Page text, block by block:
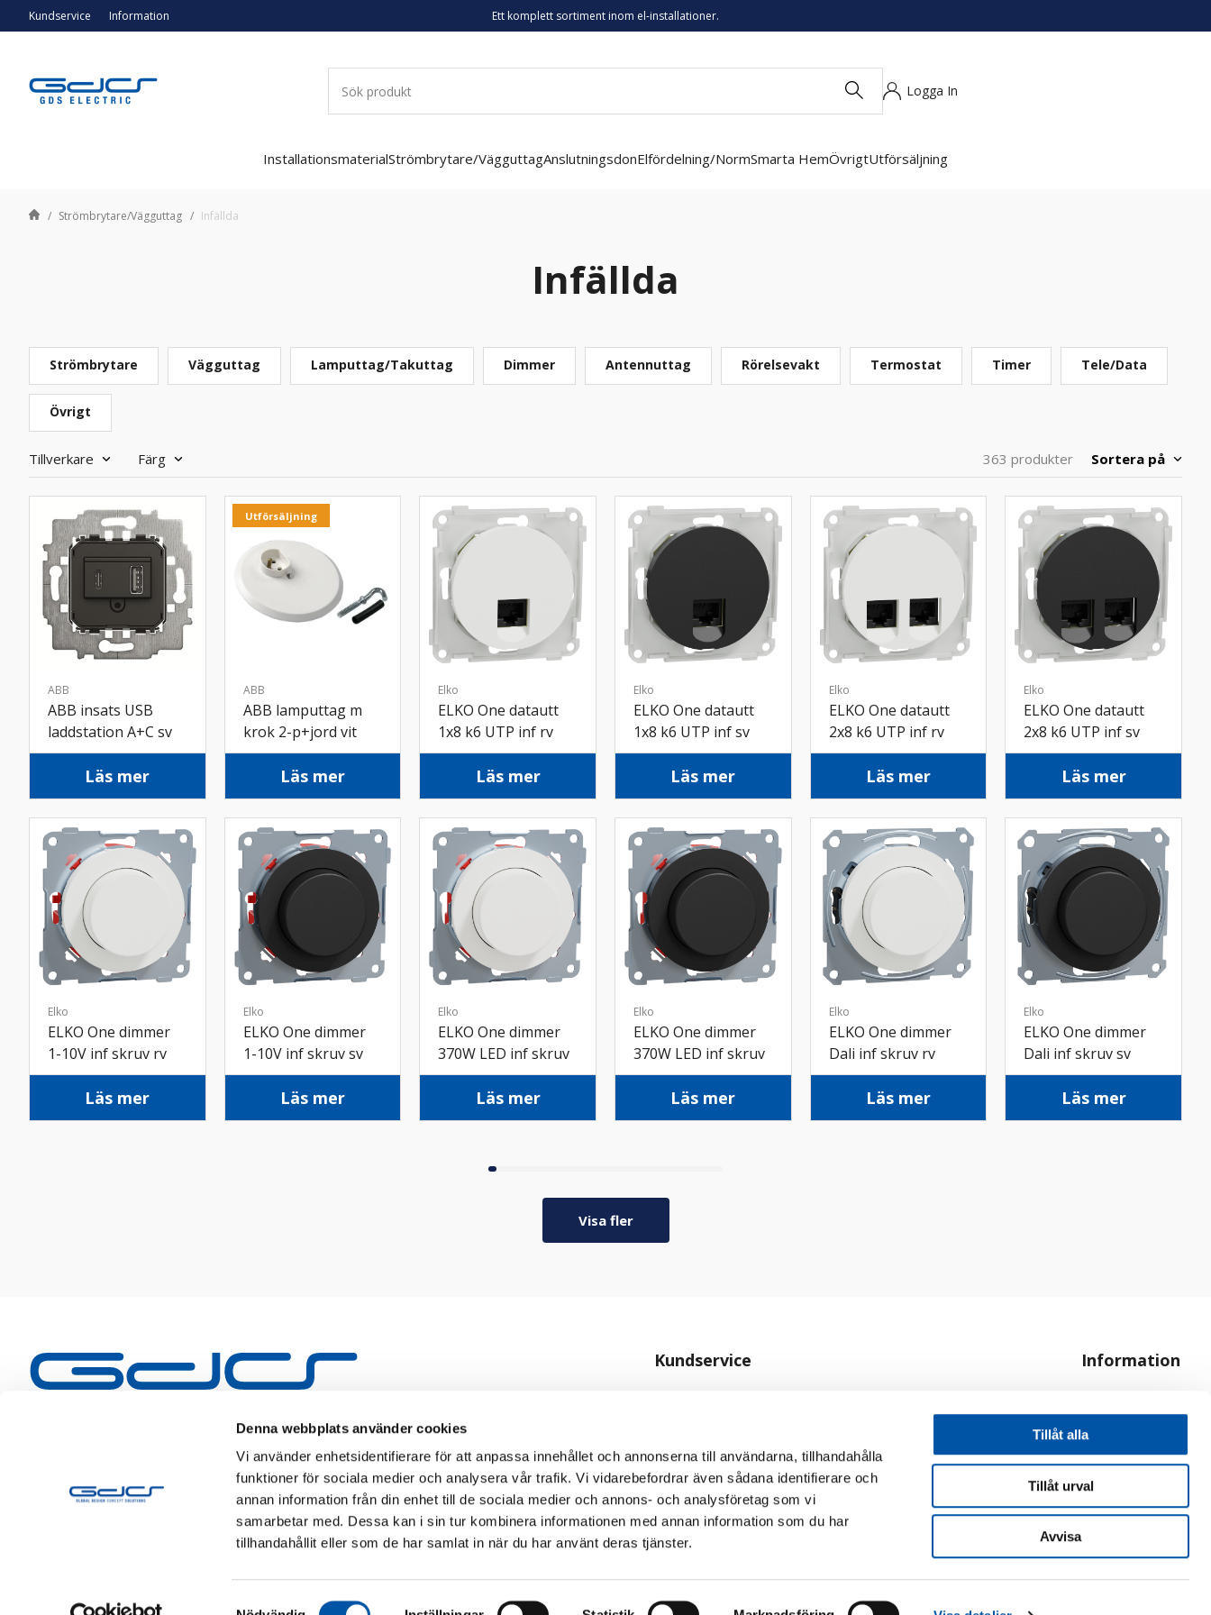
Denna webbplats använder cookies
Vi använder enhetsidentifierare för att anpassa innehållet och annonserna till användarna, tillhandahålla
funktioner för sociala medier och analysera vår trafik. Vi vidarebefordrar även sådana identifierare och
annan information från din enhet till de sociala medier och annons- och analysföretag som vi
samarbetar med. Dessa kan i sin tur kombinera informationen med annan information som du har
tillhandahållit eller som de har samlat in när du har använt deras tjänster.
Samtyckesval
Tillåt alla
Tillåt urval
Avvisa
Kundservice Information Ett komplett sortiment inom el-installationer.
Logga In
InstallationsmaterialStrömbrytare/VägguttagAnslutningsdonElfördelning/NormSmarta HemÖvrigtUtförsäljning
Strömbrytare/Vägguttag Infällda
Infällda
Strömbrytare Vägguttag Lamputtag/Takuttag Dimmer Antennuttag Rörelsevakt Termostat Timer Tele/Data
Övrigt
Tillverkare Färg 363 produkter Sortera på
ABB
ABB insats USB
laddstation A+C sv
Läs mer
Utförsäljning
ABB
ABB lamputtag m
krok 2-p+jord vit
Läs mer
Elko
ELKO One datautt
1x8 k6 UTP inf rv
Läs mer
Elko
ELKO One datautt
1x8 k6 UTP inf sv
Läs mer
Elko
ELKO One datautt
2x8 k6 UTP inf rv
Läs mer
Elko
ELKO One datautt
2x8 k6 UTP inf sv
Läs mer
Elko
ELKO One dimmer
1-10V inf skruv rv
Läs mer
Elko
ELKO One dimmer
1-10V inf skruv sv
Läs mer
Elko
ELKO One dimmer
370W LED inf skruv
rv
Läs mer
Elko
ELKO One dimmer
370W LED inf skruv
sv
Läs mer
Elko
ELKO One dimmer
Dali inf skruv rv
Läs mer
Elko
ELKO One dimmer
Dali inf skruv sv
Läs mer
Visa fler
Kundservice
Personuppgiftspolicy
Cookiepolicy
Information
Hur handlar jag?